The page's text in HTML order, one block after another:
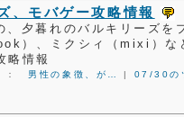
、モバゲー攻略情報
、夕暮れのバルキリーズを
）、ミクシィ（mixi）な
略情報
： 男性の象徴、が… | 07/30